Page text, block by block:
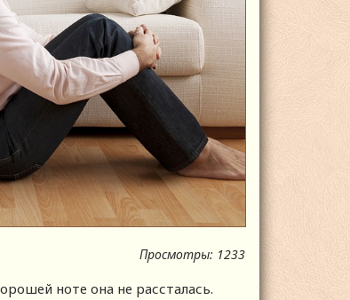
Просмотры: 1233
ноте она не рассталась.